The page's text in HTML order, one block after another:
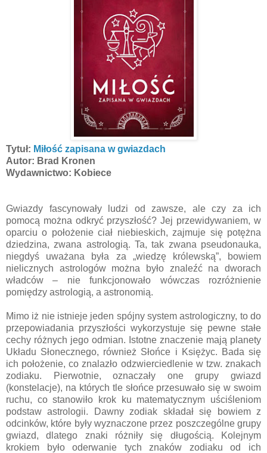
Tytuł: Miłość zapisana w gwiazdach
Autor: Brad Kronen
Wydawnictwo: Kobiece
Gwiazdy fascynowały ludzi od zawsze, ale czy za ich
pomocą można odkryć przyszłość? Jej przewidywaniem, w
oparciu o położenie ciał niebieskich, zajmuje się potężna
dziedzina, zwana astrologią. Ta, tak zwana pseudonauka,
niegdyś uważana była za „wiedzę królewską”, bowiem
nielicznych astrologów można było znaleźć na dworach
władców – nie funkcjonowało wówczas rozróżnienie
pomiędzy astrologią, a astronomią.
Mimo iż nie istnieje jeden spójny system astrologiczny, to do
przepowiadania przyszłości wykorzystuje się pewne stałe
cechy różnych jego odmian. Istotne znaczenie mają planety
Układu Słonecznego, również Słońce i Księżyc. Bada się
ich położenie, co znalazło odzwierciedlenie w tzw. znakach
zodiaku. Pierwotnie, oznaczały one grupy gwiazd
(konstelacje), na których tle słońce przesuwało się w swoim
ruchu, co stanowiło krok ku matematycznym uściśleniom
podstaw astrologii. Dawny zodiak składał się bowiem z
odcinków, które były wyznaczone przez poszczególne grupy
gwiazd, dlatego znaki różniły się długością. Kolejnym
krokiem było oderwanie tych znaków zodiaku od ich